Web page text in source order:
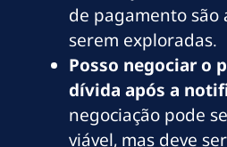
de pagamento são
serem exploradas.
Posso negociar o
dívida após a
negociação pode
viável, mas deve